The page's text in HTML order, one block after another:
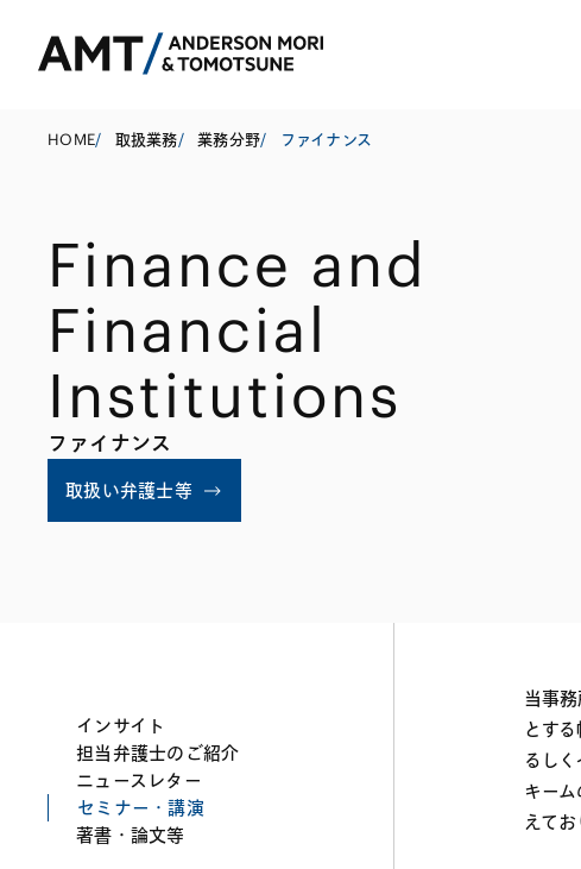
M&A等
証券
プライベート・エクイ
南アジア
東京
HOME/ 取扱業務/ 業務分野/ ファイナンス
Finance and
Financial
Institutions
ファイナンス
取扱い弁護士等
インサイト
担当弁護士のご紹介
ニュースレター
セミナー・講演
著書・論文等
当事
とす
るし
キー
えてお